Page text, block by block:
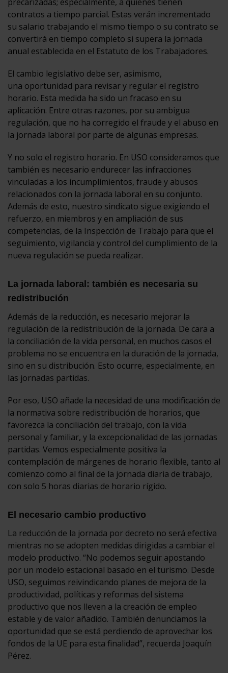
contratos a tiempo parcial. Estas verán incrementado
su salario trabajando el mismo tiempo o su contrato se
convertirá en tiempo completo si supera la jornada
anual establecida en el Estatuto de los Trabajadores.
El cambio legislativo debe ser, asimismo,
una oportunidad para revisar y regular el registro
horario. Esta medida ha sido un fracaso en su
aplicación. Entre otras razones, por su ambigua
regulación, que no ha corregido el fraude y el abuso en
la jornada laboral por parte de algunas empresas.
Y no solo el registro horario. En USO consideramos que
también es necesario endurecer las infracciones
vinculadas a los incumplimientos, fraude y abusos
relacionados con la jornada laboral en su conjunto.
Además de esto, nuestro sindicato sigue exigiendo el
refuerzo, en miembros y en ampliación de sus
competencias, de la Inspección de Trabajo para que el
seguimiento, vigilancia y control del cumplimiento de la
nueva regulación se pueda realizar.
La jornada laboral: también es necesaria su
redistribución
Además de la reducción, es necesario mejorar la
regulación de la redistribución de la jornada. De cara a
la conciliación de la vida personal, en muchos casos el
problema no se encuentra en la duración de la jornada,
sino en su distribución. Esto ocurre, especialmente, en
las jornadas partidas.
Por eso, USO añade la necesidad de una modificación de
la normativa sobre redistribución de horarios, que
favorezca la conciliación del trabajo, con la vida
personal y familiar, y la excepcionalidad de las jornadas
partidas. Vemos especialmente positiva la
contemplación de márgenes de horario flexible, tanto al
comienzo como al final de la jornada diaria de trabajo,
con solo 5 horas diarias de horario rígido.
El necesario cambio productivo
La reducción de la jornada por decreto no será efectiva
mientras no se adopten medidas dirigidas a cambiar el
modelo productivo. “No podemos seguir apostando
por un modelo estacional basado en el turismo. Desde
USO, seguimos reivindicando planes de mejora de la
productividad, políticas y reformas del sistema
productivo que nos lleven a la creación de empleo
estable y de valor añadido. También denunciamos la
oportunidad que se está perdiendo de aprovechar los
fondos de la UE para esta finalidad”, recuerda Joaquín
Pérez.